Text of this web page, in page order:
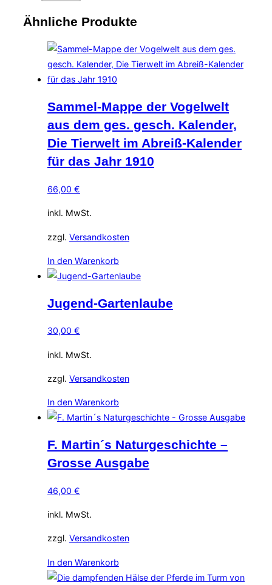
Ähnliche Produkte
Sammel-Mappe der Vogelwelt
aus dem ges. gesch. Kalender,
Die Tierwelt im Abreiß-Kalender
für das Jahr 1910
66,00 €
inkl. MwSt.
zzgl. Versandkosten
In den Warenkorb
Jugend-Gartenlaube
30,00 €
inkl. MwSt.
zzgl. Versandkosten
In den Warenkorb
F. Martin´s Naturgeschichte –
Grosse Ausgabe
46,00 €
inkl. MwSt.
zzgl. Versandkosten
In den Warenkorb